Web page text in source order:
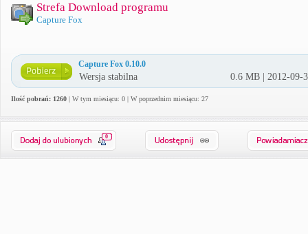
Strefa Download programu
Capture Fox
Capture Fox 0.10.0
Wersja stabilna 0.6 MB | 2012-09-
Ilość pobrań: 1260 | W tym miesiącu: 0 | W poprzednim miesiącu: 27
0